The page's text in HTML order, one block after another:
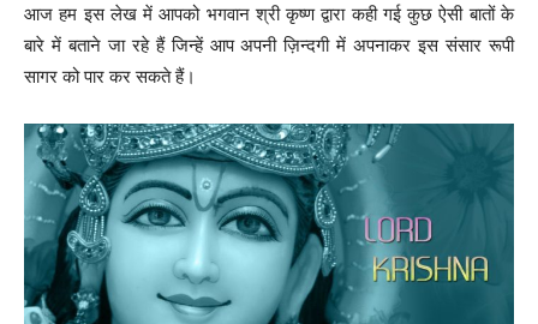
आज हम इस लेख में आपको भगवान श्री कृष्ण द्वारा कही गई कुछ ऐसी बातों के
बारे में बताने जा रहे हैं जिन्हें आप अपनी ज़िन्दगी में अपनाकर इस संसार रूपी
सागर को पार कर सकते हैं।